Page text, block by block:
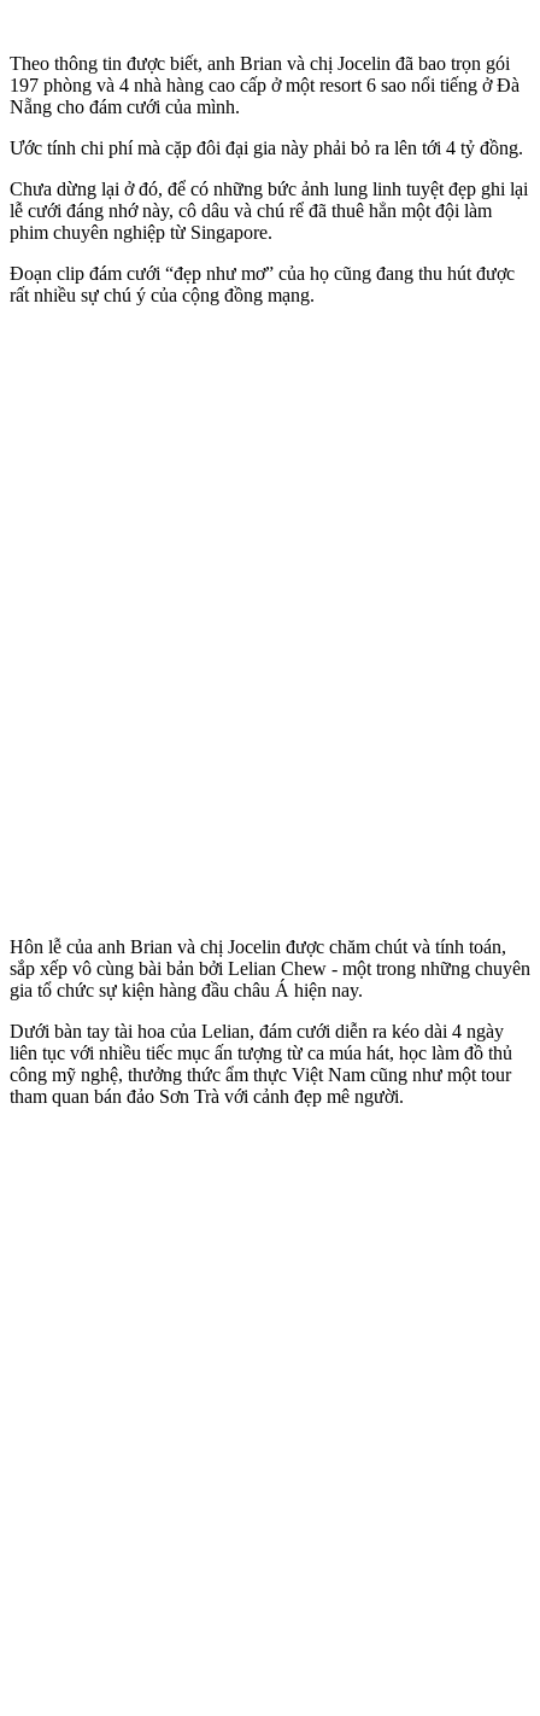
Theo thông tin được biết, anh Brian và chị Jocelin đã bao trọn gói
197 phòng và 4 nhà hàng cao cấp ở một resort 6 sao nổi tiếng ở Đà
Nẵng cho đám cưới của mình.
Ước tính chi phí mà cặp đôi đại gia này phải bỏ ra lên tới 4 tỷ đồng.
Chưa dừng lại ở đó, để có những bức ảnh lung linh tuyệt đẹp ghi lại
lễ cưới đáng nhớ này, cô dâu và chú rể đã thuê hẳn một đội làm
phim chuyên nghiệp từ Singapore.
Đoạn clip đám cưới “đẹp như mơ” của họ cũng đang thu hút được
rất nhiều sự chú ý của cộng đồng mạng.
Hôn lễ của anh Brian và chị Jocelin được chăm chút và tính toán,
sắp xếp vô cùng bài bản bởi Lelian Chew - một trong những chuyên
gia tổ chức sự kiện hàng đầu châu Á hiện nay.
Dưới bàn tay tài hoa của Lelian, đám cưới diễn ra kéo dài 4 ngày
liên tục với nhiều tiếc mục ấn tượng từ ca múa hát, học làm đồ thủ
công mỹ nghệ, thưởng thức ẩm thực Việt Nam cũng như một tour
tham quan bán đảo Sơn Trà với cảnh đẹp mê người.